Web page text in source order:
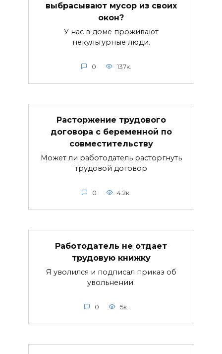
выбрасывают мусор из своих
окон?
У нас в доме проживают
некультурные люди.
0 137к.
Расторжение трудового
договора с беременной по
совместительству
Может ли работодатель расторгнуть
трудовой договор
0 4.2к.
Работодатель не отдает
трудовую книжку
Я уволился и подписал приказ об
увольнении.
0 5к.